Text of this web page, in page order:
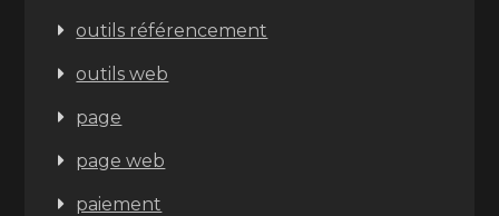
outils référencement
outils web
page
page web
paiement